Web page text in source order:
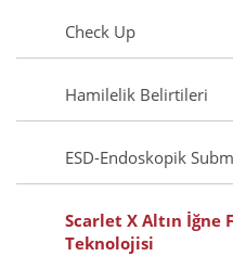
Check Up
Hamilelik Belirtileri
ESD-Endoskopik
Scarlet X Altın İğne
Teknolojisi